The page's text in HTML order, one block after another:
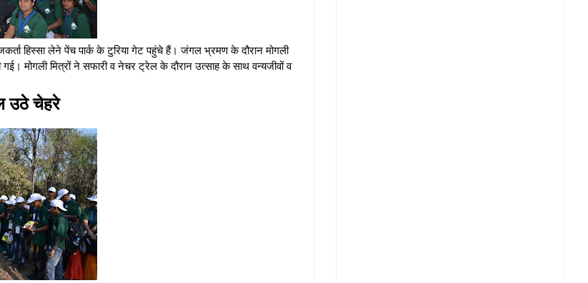
हिस्सा लेने पेंच पार्क के टुरिया गेट पहुंचे हैं। जंगल भ्रमण के दौरान मोगली
मोगली मित्रों ने सफारी व नेचर ट्रेल के दौरान उत्साह के साथ वन्यजीवों व
उठे चेहरे